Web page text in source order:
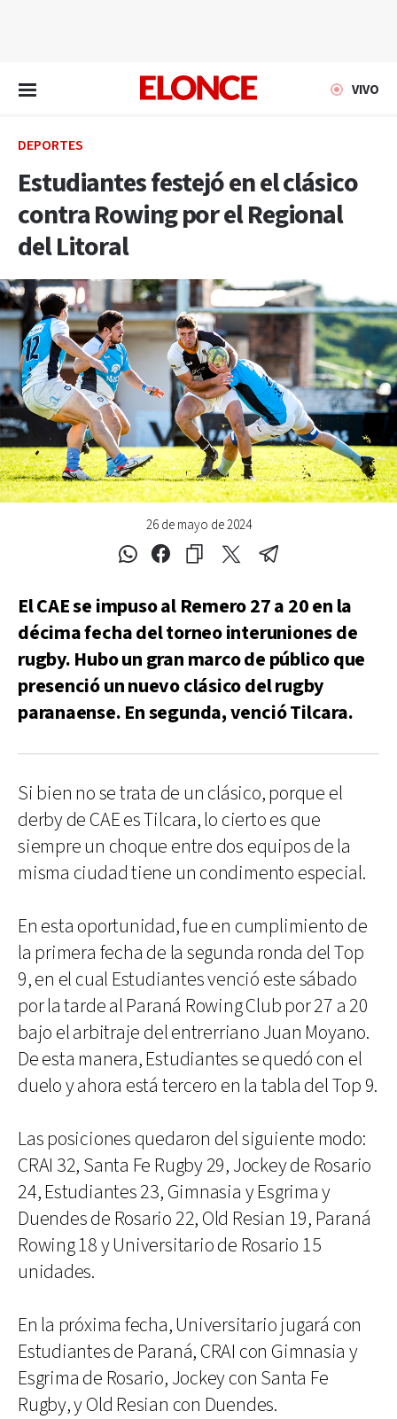
VIVO
DEPORTES
Estudiantes festejó en el clásico
contra Rowing por el Regional
del Litoral
26 de mayo de 2024
El CAE se impuso al Remero 27 a 20 en la
décima fecha del torneo interuniones de
rugby. Hubo un gran marco de público que
presenció un nuevo clásico del rugby
paranaense. En segunda, venció Tilcara.
Si bien no se trata de un clásico, porque el
derby de CAE es Tilcara, lo cierto es que
siempre un choque entre dos equipos de la
misma ciudad tiene un condimento especial.
En esta oportunidad, fue en cumplimiento de
la primera fecha de la segunda ronda del Top
9, en el cual Estudiantes venció este sábado
por la tarde al Paraná Rowing Club por 27 a 20
bajo el arbitraje del entrerriano Juan Moyano.
De esta manera, Estudiantes se quedó con el
duelo y ahora está tercero en la tabla del Top 9.
Las posiciones quedaron del siguiente modo:
CRAI 32, Santa Fe Rugby 29, Jockey de Rosario
24, Estudiantes 23, Gimnasia y Esgrima y
Duendes de Rosario 22, Old Resian 19, Paraná
Rowing 18 y Universitario de Rosario 15
unidades.
En la próxima fecha, Universitario jugará con
Estudiantes de Paraná, CRAI con Gimnasia y
Esgrima de Rosario, Jockey con Santa Fe
Rugby, y Old Resian con Duendes.